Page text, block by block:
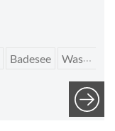
Badesee Wassersport